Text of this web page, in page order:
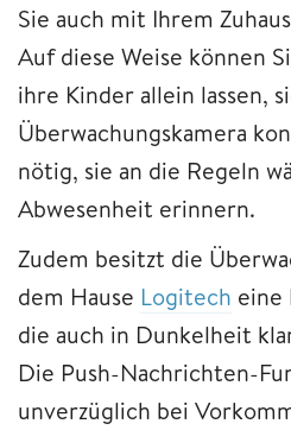
Sie auch mit Ihrem
Auf diese Weise können
ihre Kinder allein lassen,
Überwachungskamera
nötig, sie an die Regeln
Abwesenheit erinnern.
Zudem besitzt die
dem Hause Logitech eine
die auch in Dunkelheit
Die Push-Nachrichten-
unverzüglich bei